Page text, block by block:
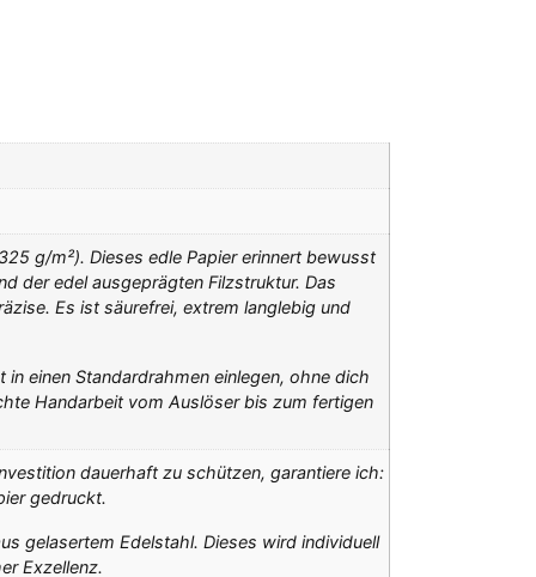
g/m²). Dieses edle Papier erinnert bewusst
der edel ausgeprägten Filzstruktur. Das
Es ist säurefrei, extrem langlebig und
einen Standardrahmen einlegen, ohne dich
Handarbeit vom Auslöser bis zum fertigen
dauerhaft zu schützen, garantiere ich:
gedruckt.
gelasertem Edelstahl. Dieses wird individuell
Exzellenz.